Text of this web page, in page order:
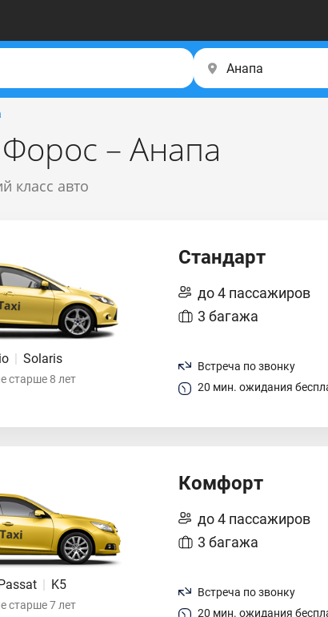
– Анапа
класс авто
| Solaris
старше 8 лет
Стандарт
до 4 пассажиров
3 багажа
Встреча по звонку
20 мин. ожидания
| K5
старше 7 лет
Комфорт
до 4 пассажиров
3 багажа
Встреча по звонку
20 мин. ожидания